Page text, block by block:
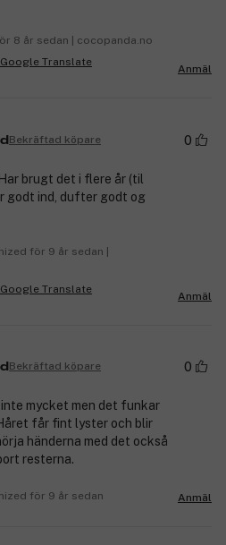
8 år sedan | cocopanda.no
Anmäl
Bekräftad köpare 0
brugt det i flere år (til
godt ind, dufter godt og
för 9 år sedan |
Anmäl
Bekräftad köpare 0
mycket men det funkar
får fint lyster och blir
händerna med det också
resterna.
för 9 år sedan Anmäl